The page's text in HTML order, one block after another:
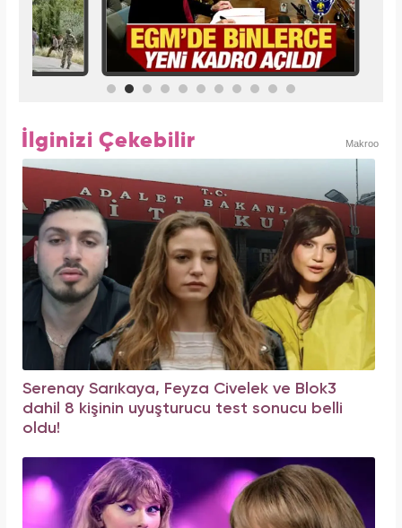
İlginizi Çekebilir Makroo
Serenay Sarıkaya, Feyza Civelek ve Blok3
dahil 8 kişinin uyuşturucu test sonucu belli
oldu!